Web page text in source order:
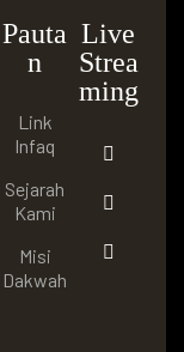
Pauta
n
Link
Infaq
Sejarah
Kami
Misi
Dakwah
Live
Strea
ming